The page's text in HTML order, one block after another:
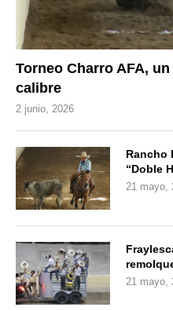
Torneo Charro AFA,
calibre
2 junio, 2026
Rancho
“Doble
21 mayo,
21 mayo,